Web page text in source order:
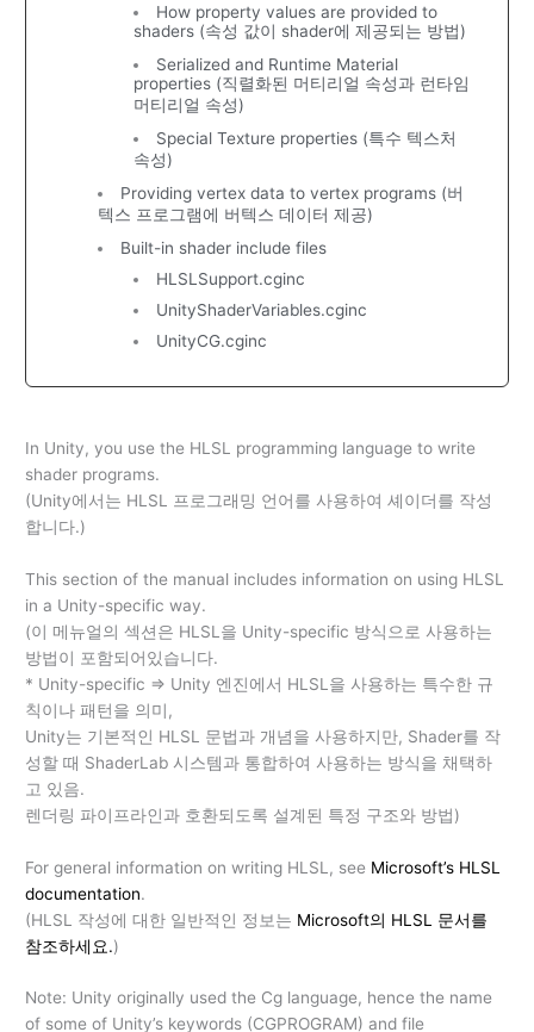
How property values are provided to
shaders (속성 값이 shader에 제공되는 방법)
Serialized and Runtime Material
properties (직렬화된 머티리얼 속성과 런타임
머티리얼 속성)
Special Texture properties (특수 텍스처
속성)
Providing vertex data to vertex programs (버
텍스 프로그램에 버텍스 데이터 제공)
Built-in shader include files
HLSLSupport.cginc
UnityShaderVariables.cginc
UnityCG.cginc
In Unity, you use the HLSL programming language to write
shader programs.
(Unity에서는 HLSL 프로그래밍 언어를 사용하여 셰이더를 작성
합니다.)
This section of the manual includes information on using HLSL
in a Unity-specific way.
(이 메뉴얼의 섹션은 HLSL을 Unity-specific 방식으로 사용하는
방법이 포함되어있습니다.
* Unity-specific => Unity 엔진에서 HLSL을 사용하는 특수한 규
칙이나 패턴을 의미,
Unity는 기본적인 HLSL 문법과 개념을 사용하지만, Shader를 작
성할 때 ShaderLab 시스템과 통합하여 사용하는 방식을 채택하
고 있음.
렌더링 파이프라인과 호환되도록 설계된 특정 구조와 방법)
For general information on writing HLSL, see Microsoft’s HLSL
documentation.
(HLSL 작성에 대한 일반적인 정보는 Microsoft의 HLSL 문서를
참조하세요.)
Note: Unity originally used the Cg language, hence the name
of some of Unity’s keywords (CGPROGRAM) and file